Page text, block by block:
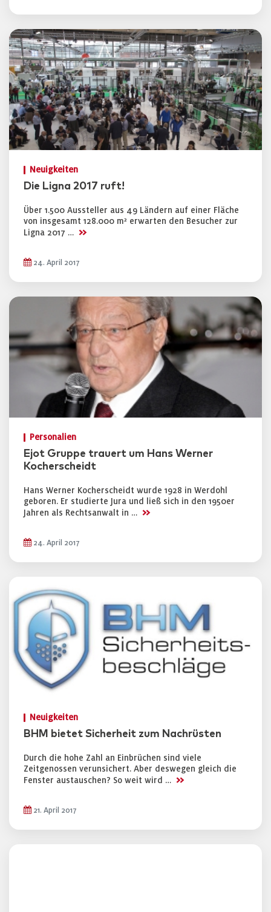
Neuigkeiten
Die Ligna 2017 ruft!
Über 1.500 Aussteller aus 49 Ländern auf einer Fläche
von insgesamt 128.000 m² erwarten den Besucher zur
Ligna 2017 … >>
24. April 2017
Personalien
Ejot Gruppe trauert um Hans Werner
Kocherscheidt
Hans Werner Kocherscheidt wurde 1928 in Werdohl
geboren. Er studierte Jura und ließ sich in den 1950er
Jahren als Rechtsanwalt in … >>
24. April 2017
Neuigkeiten
BHM bietet Sicherheit zum Nachrüsten
Durch die hohe Zahl an Einbrüchen sind viele
Zeitgenossen verunsichert. Aber deswegen gleich die
Fenster austauschen? So weit wird … >>
21. April 2017